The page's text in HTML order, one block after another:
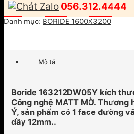
056.312.4444
Danh mục: BORIDE 1600X3200
Mô tả
Boride 163212DW05Y kích
Công nghệ MATT MỜ. Thương
Ý, sản phẩm có 1 face đường
dầy 12mm..